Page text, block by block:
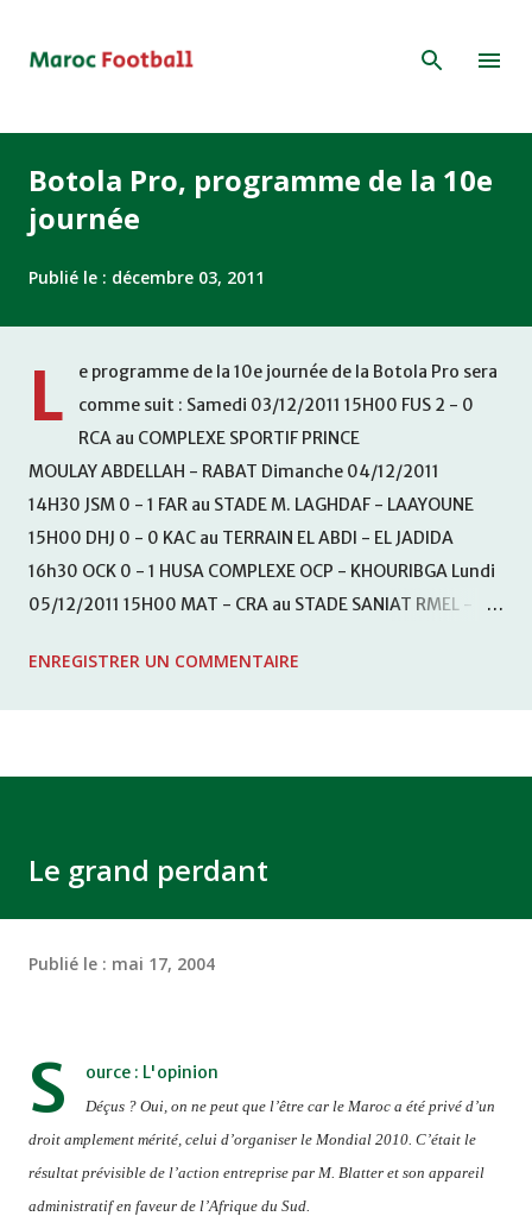
Botola Pro, programme de la 10e
journée
Publié le : décembre 03, 2011
L
e programme de la 10e journée de la Botola Pro sera
comme suit : Samedi 03/12/2011 15H00 FUS 2 - 0
RCA au COMPLEXE SPORTIF PRINCE
MOULAY ABDELLAH - RABAT Dimanche 04/12/2011
14H30 JSM 0 - 1 FAR au STADE M. LAGHDAF - LAAYOUNE
15H00 DHJ 0 - 0 KAC au TERRAIN EL ABDI - EL JADIDA
16h30 OCK 0 - 1 HUSA COMPLEXE OCP - KHOURIBGA Lundi
05/12/2011 15H00 MAT - CRA au STADE SANIAT RMEL -
KHEMISET Mardi 06/12/2011 15H00 WAF - OCS au
ENREGISTRER UN COMMENTAIRE
Le grand perdant
Publié le : mai 17, 2004
S ource : L'opinion
Déçus ? Oui, on ne peut que l’être car le Maroc a été privé d’un
droit amplement mérité, celui d’organiser le Mondial 2010. C’était le
résultat prévisible de l’action entreprise par M. Blatter et son appareil
administratif en faveur de l’Afrique du Sud.